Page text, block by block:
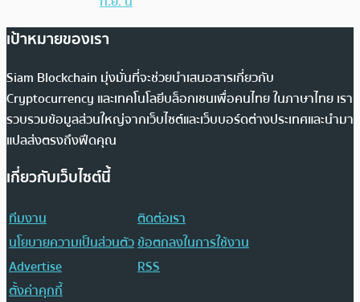
เป้าหมายของเรา
Siam Blockchain มุ่งมั่นที่จะช่วยนำเสนอสารเกี่ยวกับ
Cryptocurrency และเทคโนโลยีบล็อกเชนเพื่อคนไทย ในภาษาไทย เรา
รวบรวมข้อมูลส่วนใหญ่จากเว็บไซต์และเว็บบอร์ดต่างประเทศและนำมา
แปลส่งตรงถึงฟีดคุณ
เกี่ยวกับเว็บไซต์นี้
ทีมงาน
ติดต่อเรา
นโยบายความเป็นส่วนตัวข้อตกลงในการใช้งาน
Advertise
RSS
ตั้งค่าคุกกี้